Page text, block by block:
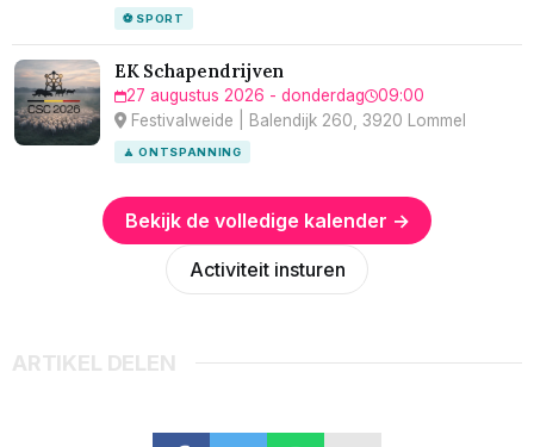
⚽ SPORT
EK Schapendrijven
27 augustus 2026 - donderdag
09:00
Festivalweide | Balendijk 260, 3920 Lommel
🧘 ONTSPANNING
Bekijk de volledige kalender →
Activiteit insturen
ARTIKEL DELEN